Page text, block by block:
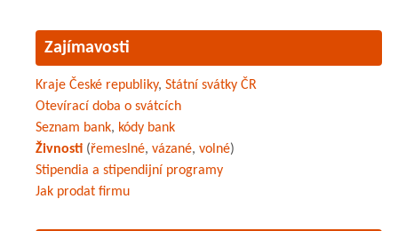
Zajímavosti
Kraje České republiky, Státní svátky ČR
Otevírací doba o svátcích
Seznam bank, kódy bank
Živnosti (řemeslné, vázané, volné)
Stipendia a stipendijní programy
Jak prodat firmu